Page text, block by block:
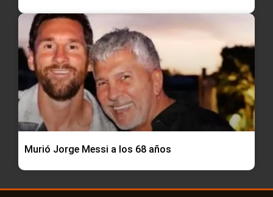
Murió Jorge Messi a los 68 años